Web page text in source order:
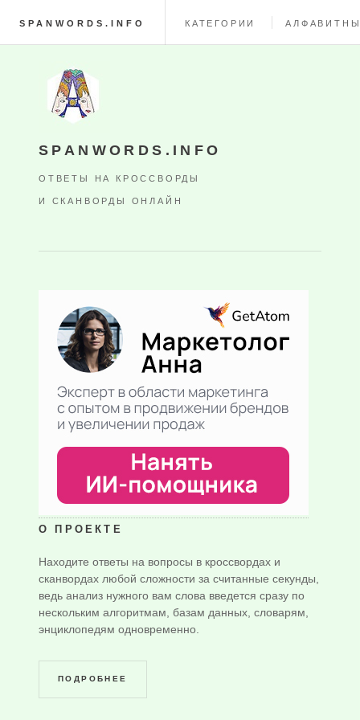
SPANWORDS.INFO КАТЕГОРИИ
SPANWORDS.INFO
ОТВЕТЫ НА КРОССВОРДЫ
И СКАНВОРДЫ ОНЛАЙН
О ПРОЕКТЕ
Находите ответы на вопросы в кроссвордах и
сканвордах любой сложности за считанные секунды,
ведь анализ нужного вам слова введется сразу по
нескольким алгоритмам, базам данных, словарям,
энциклопедям одновременно.
ПОДРОБНЕЕ